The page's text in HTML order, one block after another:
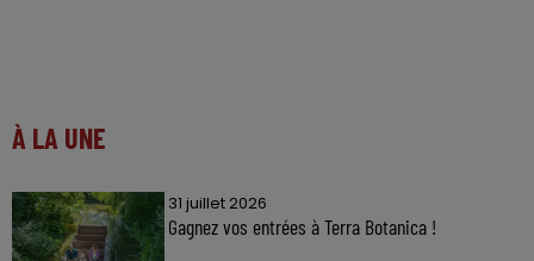
À LA UNE
31 juillet 2026
Gagnez vos entrées à Terra Botanica !